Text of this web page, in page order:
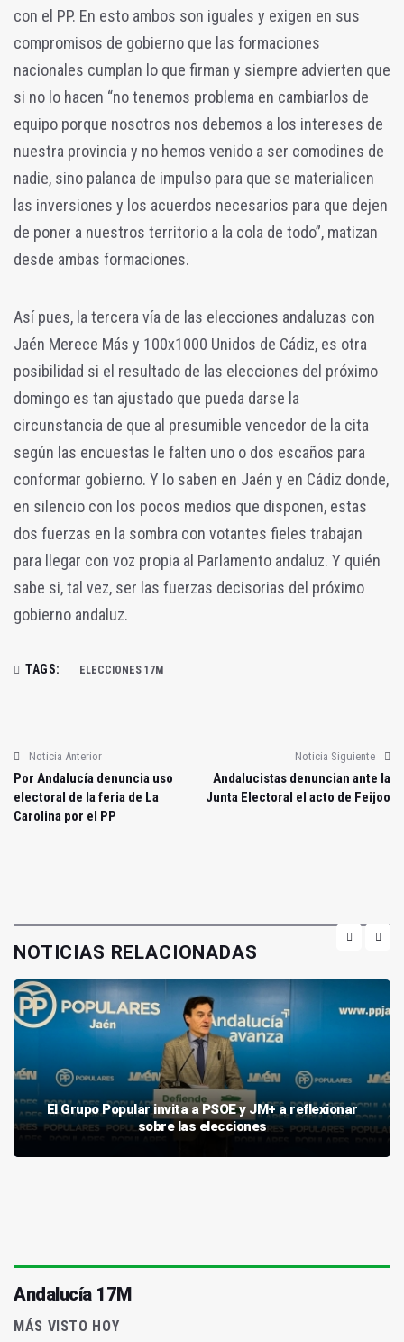
con el PP. En esto ambos son iguales y exigen en sus
compromisos de gobierno que las formaciones
nacionales cumplan lo que firman y siempre advierten que
si no lo hacen “no tenemos problema en cambiarlos de
equipo porque nosotros nos debemos a los intereses de
nuestra provincia y no hemos venido a ser comodines de
nadie, sino palanca de impulso para que se materialicen
las inversiones y los acuerdos necesarios para que dejen
de poner a nuestros territorio a la cola de todo”, matizan
desde ambas formaciones.
Así pues, la tercera vía de las elecciones andaluzas con
Jaén Merece Más y 100x1000 Unidos de Cádiz, es otra
posibilidad si el resultado de las elecciones del próximo
domingo es tan ajustado que pueda darse la
circunstancia de que al presumible vencedor de la cita
según las encuestas le falten uno o dos escaños para
conformar gobierno. Y lo saben en Jaén y en Cádiz donde,
en silencio con los pocos medios que disponen, estas
dos fuerzas en la sombra con votantes fieles trabajan
para llegar con voz propia al Parlamento andaluz. Y quién
sabe si, tal vez, ser las fuerzas decisorias del próximo
gobierno andaluz.
TAGS: ELECCIONES 17M
Noticia Anterior
Por Andalucía denuncia uso
electoral de la feria de La
Carolina por el PP
Noticia Siguiente
Andalucistas denuncian ante la
Junta Electoral el acto de Feijoo
NOTICIAS RELACIONADAS
El Grupo Popular invita a PSOE y JM+ a reflexionar
sobre las elecciones
Andalucía 17M
MÁS VISTO HOY